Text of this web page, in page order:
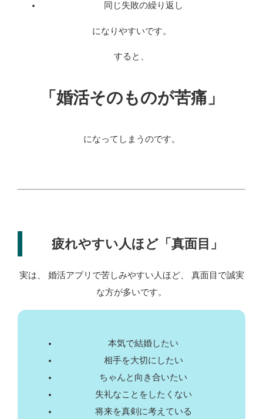
同じ失敗の繰り返し
になりやすいです。
すると、
「婚活そのものが苦痛」
になってしまうのです。
疲れやすい人ほど「真面目」
実は、 婚活アプリで苦しみやすい人ほど、 真面目で誠実
な方が多いです。
本気で結婚したい
相手を大切にしたい
ちゃんと向き合いたい
失礼なことをしたくない
将来を真剣に考えている